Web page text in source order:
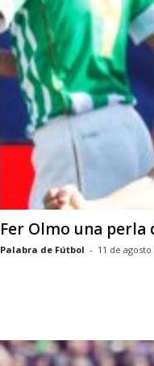
Fer Olmo una perla
Palabra de Fútbol - 11 de agosto